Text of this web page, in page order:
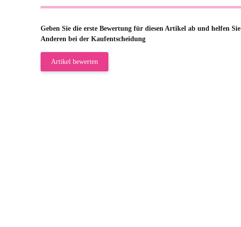
Geben Sie die erste Bewertung für diesen Artikel ab und helfen Sie
Anderen bei der Kaufentscheidung
Artikel bewerten